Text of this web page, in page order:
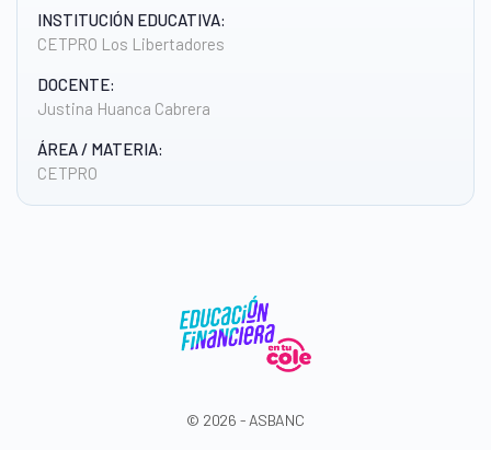
INSTITUCIÓN EDUCATIVA:
CETPRO Los Libertadores
DOCENTE:
Justina Huanca Cabrera
ÁREA / MATERIA:
CETPRO
© 2026 - ASBANC